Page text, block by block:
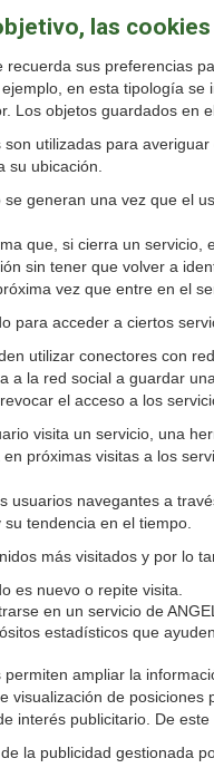
las
recuerda sus preferencias
en esta tipología
Los objetos guardados en
son utilizadas para
su ubicación.
se generan una vez que el
que, si cierra un
sin tener que volver a
vez que entre en el
para acceder a ciertos
utilizar conectores con
a la red social a guardar
el acceso a los
visita un servicio, una
próximas visitas a los
usuarios navegantes a
tendencia en el tiempo.
más visitados y por lo
es nuevo o repite visita.
en un servicio de
estadísticos que
permiten ampliar la
visualización de
interés publicitario. De
la publicidad gestionada